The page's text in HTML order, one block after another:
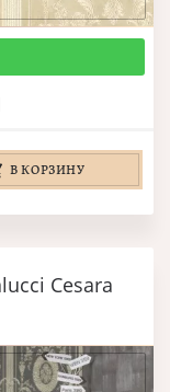
В КОРЗИНУ
Cesara